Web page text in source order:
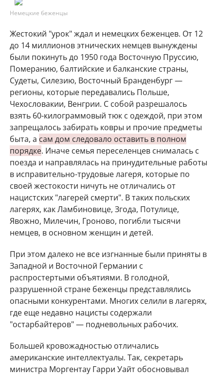
Немецкие беженцы
Жестокий "урок" ждал и немецких беженцев. От 12
до 14 миллионов этнических немцев вынуждены
были покинуть до 1950 года Восточную Пруссию,
Померанию, балтийские и балканские страны,
Судеты, Силезию, Восточный Бранденбург —
регионы, которые передавались Польше,
Чехословакии, Венгрии. С собой разрешалось
взять 60-килограммовый тюк с одеждой, при этом
запрещалось забирать ковры и прочие предметы
быта, а сам дом следовало оставить в полном
порядке. Иначе семья переселенцев снималась с
поезда и направлялась на принудительные работы
в исправительно-трудовые лагеря, которые по
своей жестокости ничуть не отличались от
нацистских "лагерей смерти". В таких польских
лагерях, как Ламбиновице, Згода, Потулице,
Явожно, Милечин, Гроново, погибли тысячи
немцев, в основном женщин и детей.
При этом далеко не все изгнанные были приняты в
Западной и Восточной Германии с
распростертыми объятиями. В голодной,
разрушенной стране беженцы представлялись
опасными конкурентами. Многих селили в лагерях,
где еще недавно нацисты содержали
"остарбайтеров" — подневольных рабочих.
Большей кровожадностью отличались
американские интеллектуалы. Так, секретарь
министра Моргентау Гарри Уайт обосновывал